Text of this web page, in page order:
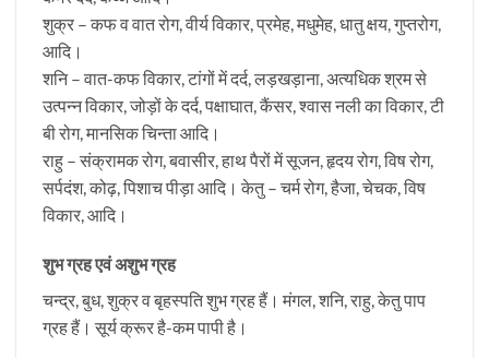
शुक्र – कफ व वात रोग, वीर्य विकार, प्रमेह, मधुमेह, धातु क्षय, गुप्तरोग,
आदि।
शनि – वात-कफ विकार, टांगों में दर्द, लड़खड़ाना, अत्यधिक श्रम से
उत्पन्न विकार, जोड़ों के दर्द, पक्षाघात, कैंसर, श्वास नली का विकार, टी
बी रोग, मानसिक चिन्ता आदि।
राहु – संक्रामक रोग, बवासीर, हाथ पैरों में सूजन, हृदय रोग, विष रोग,
सर्पदंश, कोढ़, पिशाच पीड़ा आदि। केतु – चर्म रोग, हैजा, चेचक, विष
विकार, आदि।
शुभ ग्रह एवं अशुभ ग्रह
चन्द्र, बुध, शुक्र व बृहस्पति शुभ ग्रह हैं। मंगल, शनि, राहु, केतु पाप
ग्रह हैं। सूर्य क्रूर है-कम पापी है।